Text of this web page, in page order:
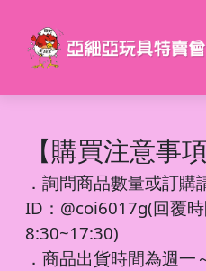
【購買注意事項
． 詢問商品數量或訂購
ID：@coi6017g(回覆
8:30~17:30)
．商品出貨時間為週